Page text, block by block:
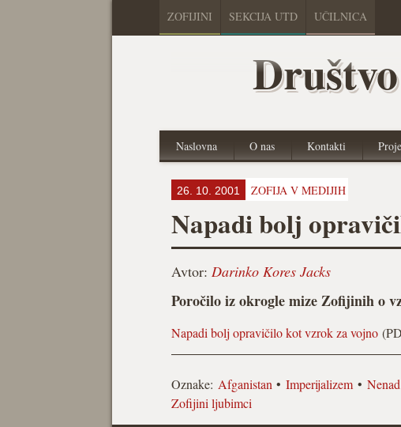
ZOFIJINI SEKCIJA UTD UČILNICA
Naslovna O nas Kontakti
26. 10. 2001 ZOFIJA V MEDIJIH
Napadi bolj
Avtor: Darinko Kores Jacks
Poročilo iz okrogle mize Zofijinih o
Napadi bolj opravičilo kot vzrok za vojno
Oznake: Afganistan •Imperijalizem •
Zofijini ljubimci